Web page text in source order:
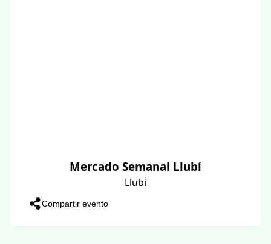
Mercado Semanal Llubí
Llubi
Compartir evento